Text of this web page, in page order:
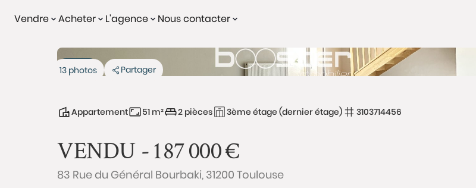
Vendre Acheter L'agence Nous contacter
Vendu
13 photos Partager
Appartement 51 m² 2 pièces 3ème étage (dernier étage) 3103714456
VENDU -187 000€
83 Rue du Général Bourbaki, 31200 Toulouse